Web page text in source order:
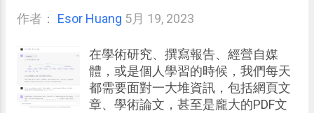
作者： Esor Huang 5月 19, 2023
在學術研究、撰寫報告、經營自媒
體，或是個人學習的時候，我們每天
都需要面對一大堆資訊，包括網頁文
章、學術論文，甚至是龐大的PDF文